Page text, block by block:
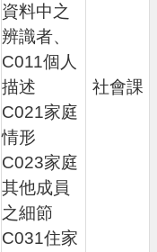
資料中之
辨識者、
C011個人
描述
C021家庭
情形
C023家庭
其他成員
之細節
C031住家
社會課